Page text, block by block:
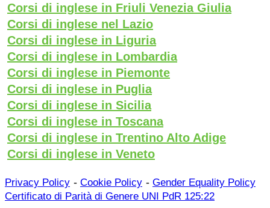
Corsi di inglese in Friuli Venezia Giulia
Corsi di inglese nel Lazio
Corsi di inglese in Liguria
Corsi di inglese in Lombardia
Corsi di inglese in Piemonte
Corsi di inglese in Puglia
Corsi di inglese in Sicilia
Corsi di inglese in Toscana
Corsi di inglese in Trentino Alto Adige
Corsi di inglese in Veneto
Privacy Policy - Cookie Policy - Gender Equality Policy
Certificato di Parità di Genere UNI PdR 125:22